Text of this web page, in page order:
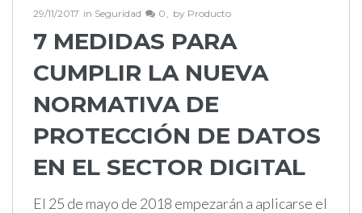
29/11/2017 in Seguridad 0 by Producto
7 MEDIDAS PARA
CUMPLIR LA NUEVA
NORMATIVA DE
PROTECCIÓN DE DATOS
EN EL SECTOR DIGITAL
El 25 de mayo de 2018 empezarán a aplicarse el